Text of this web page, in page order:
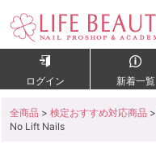
ログイン 新着一覧
全商品 > 検定おすすめ対応商品 >
No Lift Nails